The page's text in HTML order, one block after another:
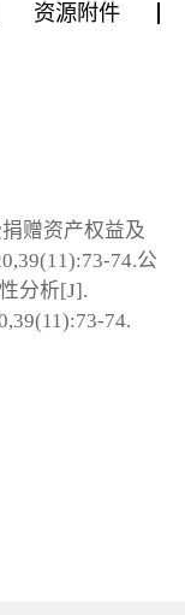
资源附件
赠资产权益及
74.公
分析[J].
74.